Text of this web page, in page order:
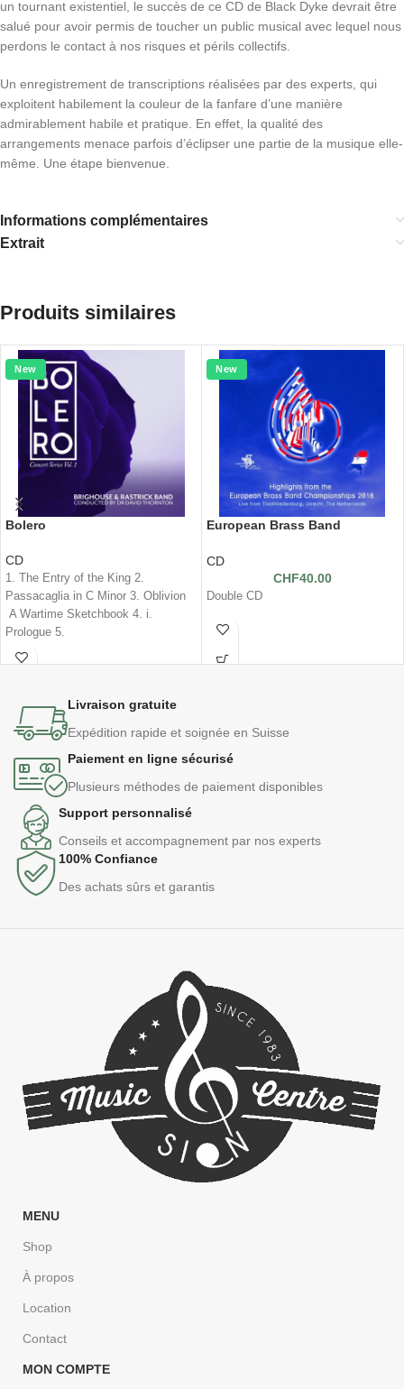
un tournant existentiel, le succès de ce CD de Black Dyke devrait être
salué pour avoir permis de toucher un public musical avec lequel nous
perdons le contact à nos risques et périls collectifs.
Un enregistrement de transcriptions réalisées par des experts, qui
exploitent habilement la couleur de la fanfare d’une manière
admirablement habile et pratique. En effet, la qualité des
arrangements menace parfois d’éclipser une partie de la musique elle-
même. Une étape bienvenue.
Informations complémentaires
Extrait
Produits similaires
New
Bolero
CD
1. The Entry of the King 2.
Passacaglia in C Minor 3. Oblivion
A Wartime Sketchbook 4. i.
Prologue 5.
New
European Brass Band
CD
CHF40.00
Double CD
Livraison gratuite
Expédition rapide et soignée en Suisse
Paiement en ligne sécurisé
Plusieurs méthodes de paiement disponibles
Support personnalisé
Conseils et accompagnement par nos experts
100% Confiance
Des achats sûrs et garantis
MENU
Shop
À propos
Location
Contact
MON COMPTE